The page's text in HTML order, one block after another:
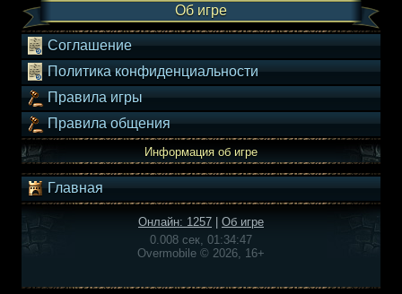
Об игре
Соглашение
Политика конфиденциальности
Правила игры
Правила общения
Информация об игре
Главная
Онлайн: 1257
Об игре
0.008 сек, 01:34:47
Overmobile © 2026, 16+